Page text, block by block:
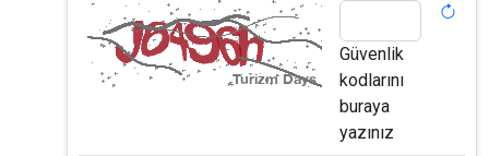
Güvenlik
kodlarını
buraya
yazınız